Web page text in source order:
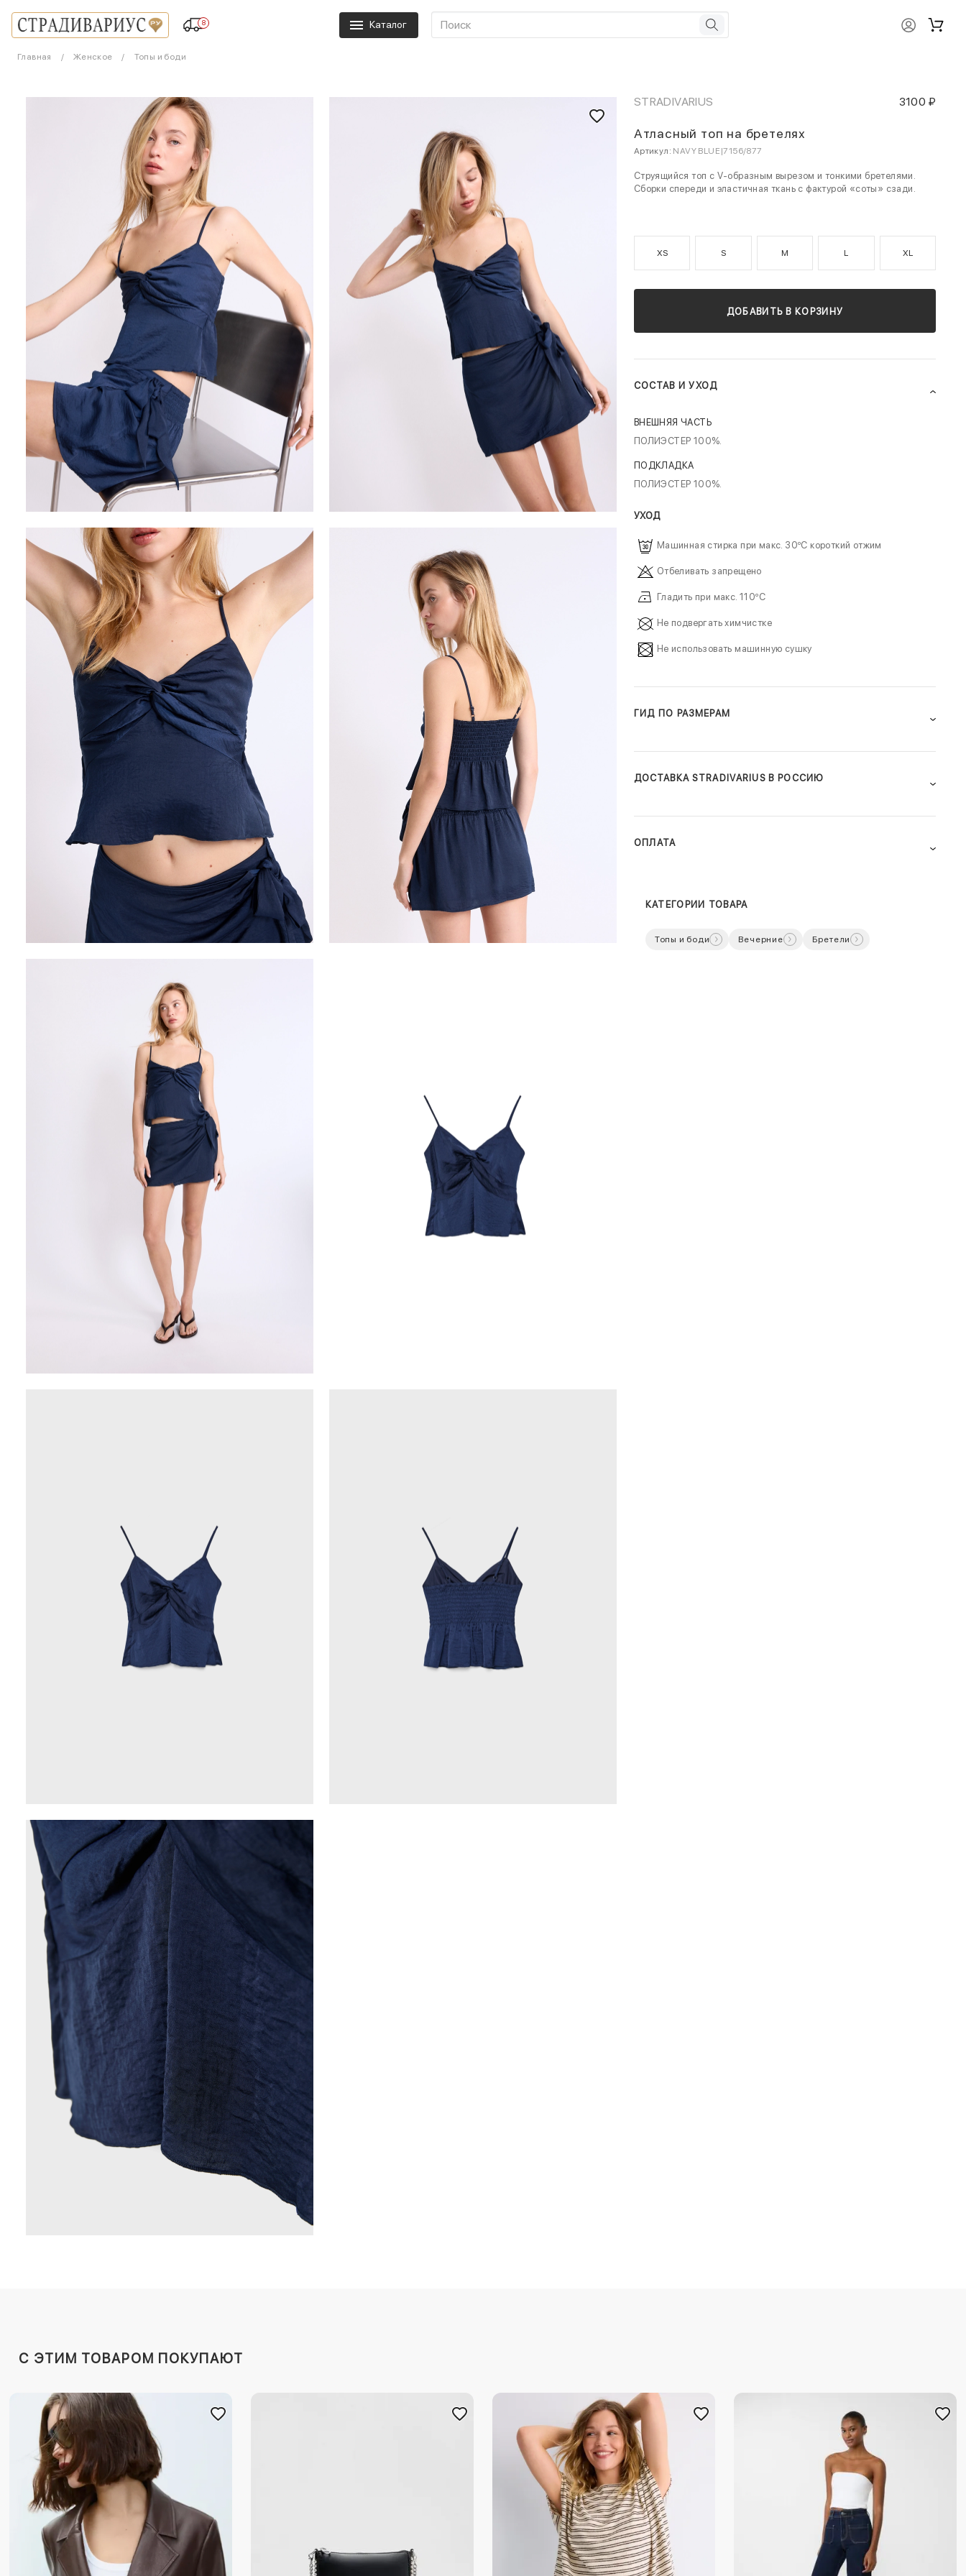
8 Каталог
Главная Женское Топы и боди
STRADIVARIUS 3100 ₽
Атласный топ на бретелях
Артикул: NAVY BLUE|7156/877
Струящийся топ с V-образным вырезом и тонкими бретелями.
Сборки спереди и эластичная ткань с фактурой «соты» сзади.
XS S M L XL
ДОБАВИТЬ В КОРЗИНУ
СОСТАВ И УХОД
ВНЕШНЯЯ ЧАСТЬ
ПОЛИЭСТЕР 100%.
ПОДКЛАДКА
ПОЛИЭСТЕР 100%.
УХОД
Машинная стирка при макс. 30ºC короткий отжим
Отбеливать запрещено
Гладить при макс. 110ºC
Не подвергать химчистке
Не использовать машинную сушку
ГИД ПО РАЗМЕРАМ
ДОСТАВКА STRADIVARIUS В РОССИЮ
ОПЛАТА
КАТЕГОРИИ ТОВАРА
Топы и боди Вечерние Бретели
C ЭТИМ ТОВАРОМ ПОКУПАЮТ